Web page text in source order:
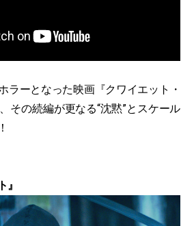
ラーとなった映画『クワイエット・
その続編が更なる“沈黙”とスケール
』